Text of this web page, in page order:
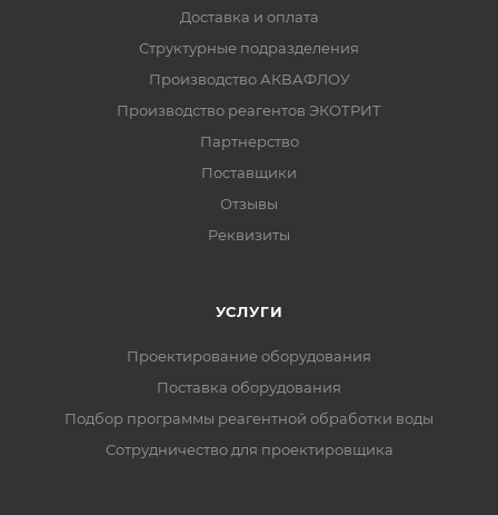
Доставка и оплата
Структурные подразделения
Производство АКВАФЛОУ
Производство реагентов ЭКОТРИТ
Партнерство
Поставщики
Отзывы
Реквизиты
УСЛУГИ
Проектирование оборудования
Поставка оборудования
Подбор программы реагентной обработки воды
Сотрудничество для проектировщика